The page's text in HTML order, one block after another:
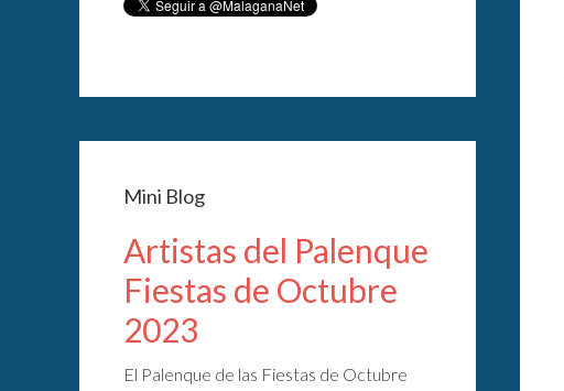
Mini Blog
Artistas del Palenque
Fiestas de Octubre
2023
El Palenque de las Fiestas de Octubre